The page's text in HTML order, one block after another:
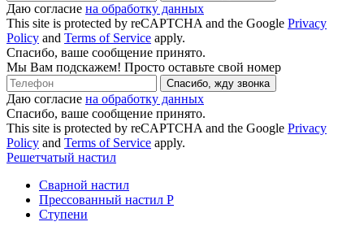
Даю согласие на обработку данных
This site is protected by reCAPTCHA and the Google Privacy
Policy and Terms of Service apply.
Спасибо, ваше сообщение принято.
Мы Вам подскажем! Просто оставьте свой номер
Спасибо, жду звонка
Даю согласие на обработку данных
Спасибо, ваше сообщение принято.
This site is protected by reCAPTCHA and the Google Privacy
Policy and Terms of Service apply.
Решетчатый настил
Сварной настил
Прессованный настил P
Ступени